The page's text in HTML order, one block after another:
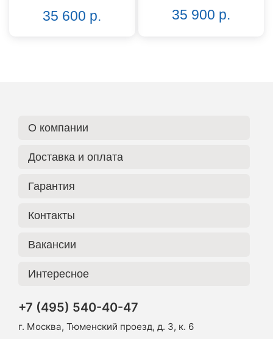
35 600 р. 35 900 р.
О компании
Доставка и оплата
Гарантия
Контакты
Вакансии
Интересное
+7 (495) 540-40-47
г. Москва, Тюменский проезд, д. 3, к. 6